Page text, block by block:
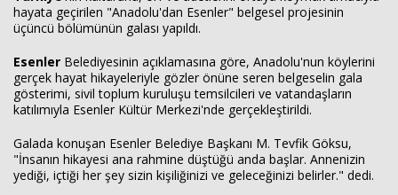
hayata geçirilen "Anadolu'dan Esenler" belgesel projesinin
üçüncü bölümünün galası yapıldı.
Esenler Belediyesinin açıklamasına göre, Anadolu'nun köylerini
gerçek hayat hikayeleriyle gözler önüne seren belgeselin gala
gösterimi, sivil toplum kuruluşu temsilcileri ve vatandaşların
katılımıyla Esenler Kültür Merkezi'nde gerçekleştirildi.
Galada konuşan Esenler Belediye Başkanı M. Tevfik Göksu,
"İnsanın hikayesi ana rahmine düştüğü anda başlar. Annenizin
yediği, içtiği her şey sizin kişiliğinizi ve geleceğinizi belirler." dedi.
Haberin Doğru Adresi.